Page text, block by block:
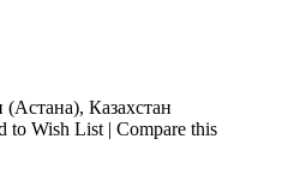
Казахстан
to Wish List | Compare this